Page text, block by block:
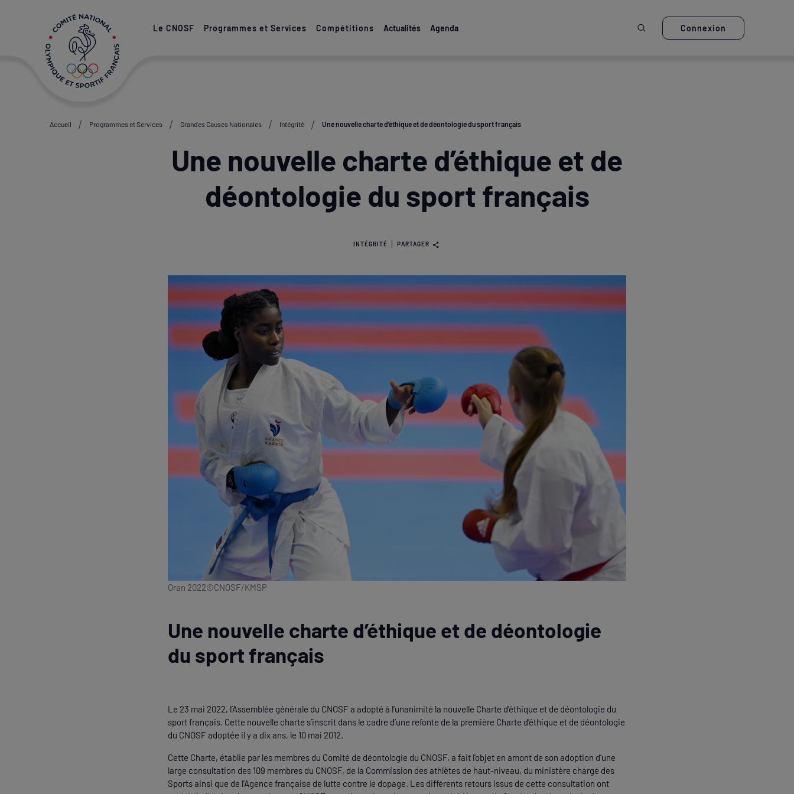
Le CNOSF Programmes et Services Compétitions Actualités Agenda Ouvrir la recherche
Connexion
Accueil Programmes et Services Grandes Causes Nationales Intégrité Une nouvelle charte d’éthique et de déontologie du sport français
Une nouvelle charte d’éthique et de
déontologie du sport français
INTÉGRITÉ PARTAGER
Oran 2022©CNOSF/KMSP
Une nouvelle charte d’éthique et de déontologie
du sport français
Le 23 mai 2022, l’Assemblée générale du CNOSF a adopté à l’unanimité la nouvelle Charte d’éthique et de déontologie du
sport français. Cette nouvelle charte s’inscrit dans le cadre d’une refonte de la première Charte d’éthique et de déontologie
du CNOSF adoptée il y a dix ans, le 10 mai 2012.
Cette Charte, établie par les membres du Comité de déontologie du CNOSF, a fait l’objet en amont de son adoption d’une
large consultation des 109 membres du CNOSF, de la Commission des athlètes de haut-niveau, du ministère chargé des
Sports ainsi que de l’Agence française de lutte contre le dopage. Les différents retours issus de cette consultation ont